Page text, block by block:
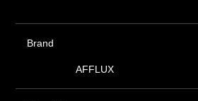
Brand
AFFLUX